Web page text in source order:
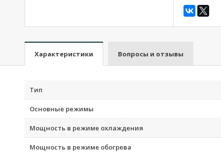
Характеристики Вопросы и отзывы
Тип
Основные режимы
Мощность в режиме охлаждения
Мощность в режиме обогрева